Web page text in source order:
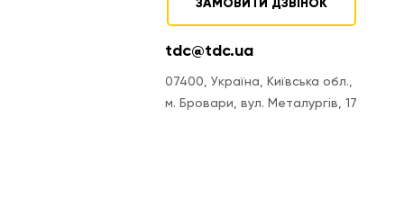
ЗАМОВИТИ ДЗВІНОК
tdc@tdc.ua
07400, Україна, Київська обл.,
м. Бровари, вул. Металургів, 17